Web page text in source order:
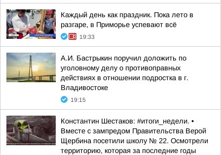
Каждый день как праздник. Пока лето в
разгаре, в Приморье успевают всё
19:33
А.И. Бастрыкин поручил доложить по
уголовному делу о противоправных
действиях в отношении подростка в г.
Владивостоке
19:15
Константин Шестаков: #итоги_недели. •
Вместе с зампредом Правительства Верой
Щербина посетили школу № 22. Осмотрели
территорию, которая за последние годы